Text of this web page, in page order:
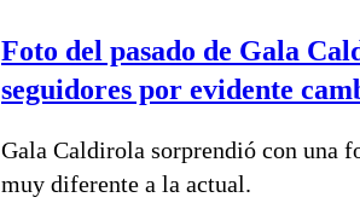
Foto del pasado de Gala
seguidores por evidente
Gala Caldirola sorprendió con una
muy diferente a la actual.